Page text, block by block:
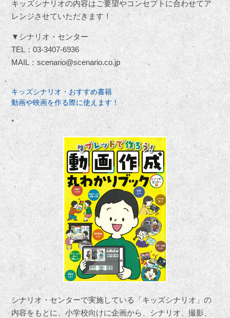
キッズシナリオの内容はご要望やコンセプトに合わせてア
レンジさせていただきます！
▼シナリオ・センター
TEL：03-3407-6936
MAIL：scenario@scenario.co.jp
キッズシナリオ・おすすめ書籍
動画や映画を作る際に使えます！
*
シナリオ・センターで実施している「キッズシナリオ」の
内容をもとに、小学校向けに企画から、シナリオ、撮影、